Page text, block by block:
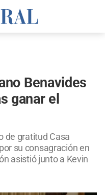
Benavides
ganar el
de gratitud Casa
su consagración en
asistió junto a Kevin